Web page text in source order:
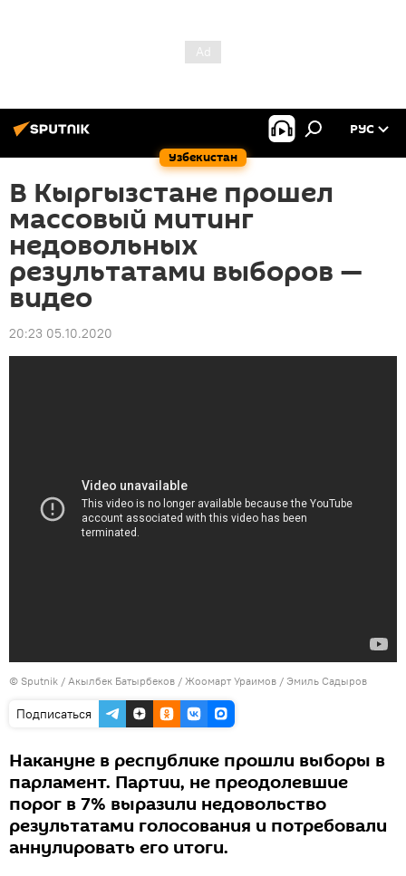
Узбекистан
РУС
В Кыргызстане прошел
массовый митинг
недовольных
результатами выборов —
видео
20:23 05.10.2020
© Sputnik / Акылбек Батырбеков / Жоомарт Ураимов / Эмиль Садыров
Подписаться
Накануне в республике прошли выборы в
парламент. Партии, не преодолевшие
порог в 7% выразили недовольство
результатами голосования и потребовали
аннулировать его итоги.